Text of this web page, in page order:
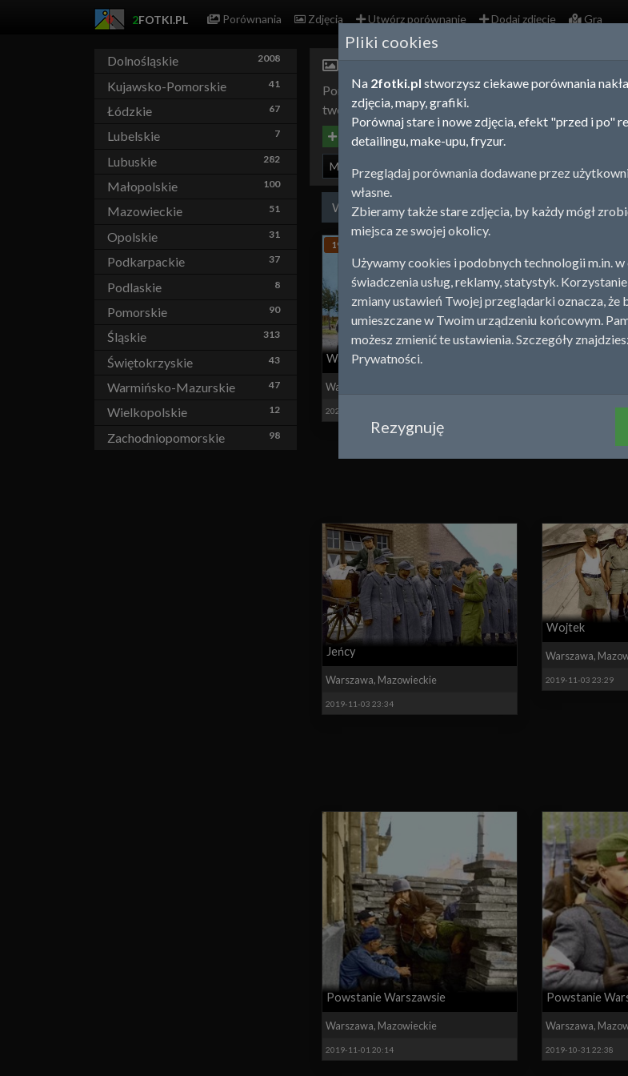
2FOTKI.PL Porównania Zdjęcia Utwórz porównanie Dodaj zdjęcie Gra
Dolnośląskie 2008
Kujawsko-Pomorskie 41
Łódzkie 67
Lubelskie 7
Lubuskie 282
Małopolskie 100
Mazowieckie 51
Opolskie 31
Podkarpackie 37
Podlaskie 8
Pomorskie 90
Śląskie 313
Świętokrzyskie 43
Warmińsko-Mazurskie 47
Wielkopolskie 12
Zachodniopomorskie 98
Mazowieckie - stare zdjęcia i pocztówki
Poniżej znajdziesz stare zdjęcia z Twojej okolicy.
tworząc efektowne porównanie "przed i po" ze starym
Dodaj stare zdjęcie Utwórz porównanie
Mława Płock Pruszków 16
Wszystko Porównania Zdjęcia
1908
Warszawskie tramwaje
Warszawa
2020-05-08 21:20
1920 r.
Warszawa,
Jeńcy
Warszawa, Mazowieckie
2019-11-03 23:34
Wojtek
Warszawa,
2019-11-03 23:29
Powstanie Warszawsie
Warszawa, Mazowieckie
2019-11-01 20:14
Powstanie
Warszawa,
2019-10-31 22:38
Pliki cookies
Na 2fotki.pl stworzysz ciekawe porównania
zdjęcia, mapy, grafiki.
Porównaj stare i nowe zdjęcia, efekt "przed i po"
detailingu, make-upu, fryzur.
Przeglądaj porównania dodawane przez
własne.
Zbieramy także stare zdjęcia, by każdy mógł
miejsca ze swojej okolicy.
Używamy cookies i podobnych technologii m.in. w
świadczenia usług, reklamy, statystyk.
zmiany ustawień Twojej przeglądarki oznacza, że
umieszczane w Twoim urządzeniu końcowym.
możesz zmienić te ustawienia. Szczegóły
Prywatności.
Rezygnuję